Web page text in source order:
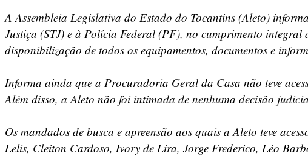
A Assembleia Legislativa do Estado do Tocantins (Aleto)
Justiça (STJ) e à Polícia Federal (PF), no cumprimento integral
disponibilização de todos os equipamentos, documentos e
Informa ainda que a Procuradoria Geral da Casa não teve
Além disso, a Aleto não foi intimada de nenhuma decisão
Os mandados de busca e apreensão aos quais a Aleto teve
Lelis, Cleiton Cardoso, Ivory de Lira, Jorge Frederico, Léo